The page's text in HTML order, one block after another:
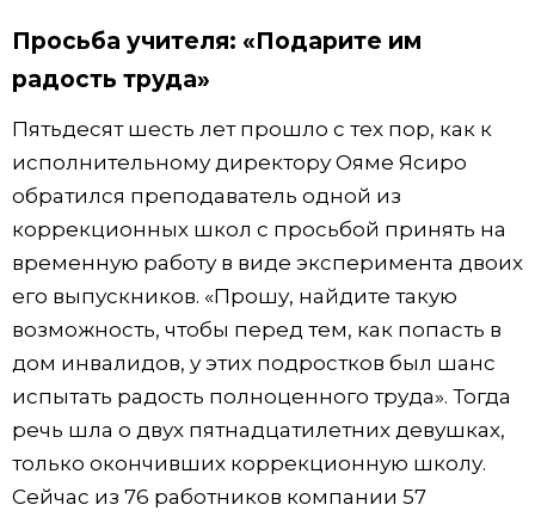
От редакции
Просьба учителя: «Подарите им
радость труда»
Пятьдесят шесть лет прошло с тех пор, как к
исполнительному директору Ояме Ясиро
обратился преподаватель одной из
коррекционных школ с просьбой принять на
временную работу в виде эксперимента двоих
его выпускников. «Прошу, найдите такую
возможность, чтобы перед тем, как попасть в
дом инвалидов, у этих подростков был шанс
испытать радость полноценного труда». Тогда
речь шла о двух пятнадцатилетних девушках,
только окончивших коррекционную школу.
Сейчас из 76 работников компании 57